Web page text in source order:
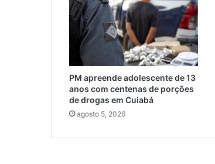
PM apreende adolescente de 13
anos com centenas de porções
de drogas em Cuiabá
agosto 5, 2026